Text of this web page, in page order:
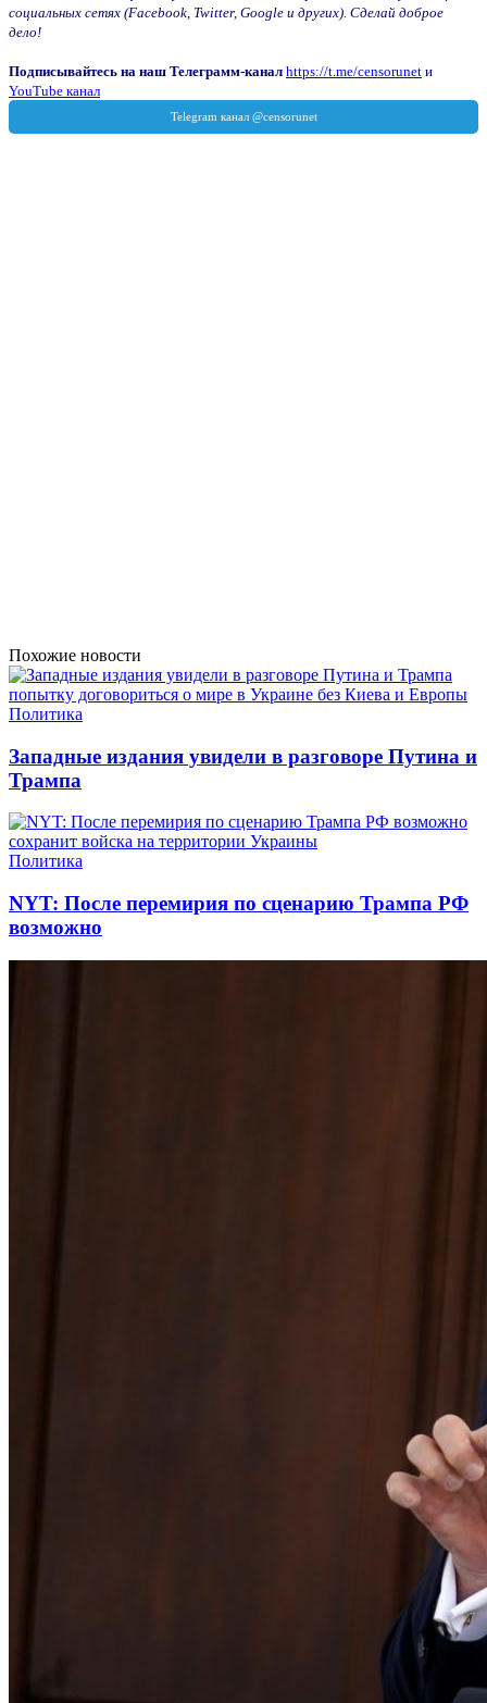
социальных сетях (Facebook, Twitter, Google и других). Сделай доброе
дело!
Подписывайтесь на наш Телеграмм-канал https://t.me/censorunet и
YouTube канал
Похожие новости
Политика
Западные издания увидели в разговоре Путина и
Трампа
Политика
NYT: После перемирия по сценарию Трампа РФ
возможно